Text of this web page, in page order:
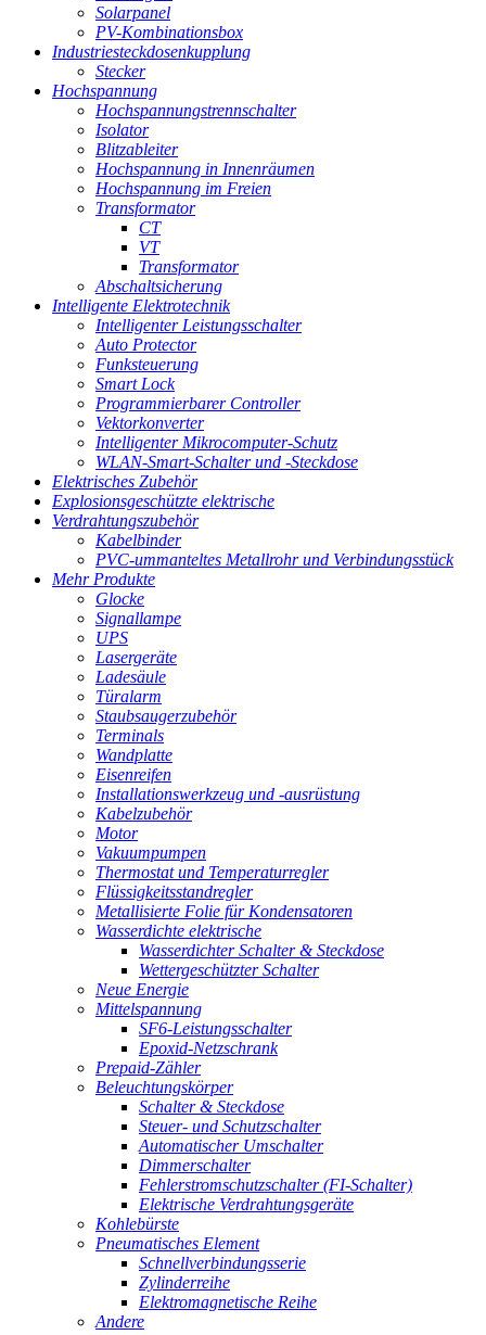
Solarpanel
PV-Kombinationsbox
Industriesteckdosenkupplung
Stecker
Hochspannung
Hochspannungstrennschalter
Isolator
Blitzableiter
Hochspannung in Innenräumen
Hochspannung im Freien
Transformator
CT
VT
Transformator
Abschaltsicherung
Intelligente Elektrotechnik
Intelligenter Leistungsschalter
Auto Protector
Funksteuerung
Smart Lock
Programmierbarer Controller
Vektorkonverter
Intelligenter Mikrocomputer-Schutz
WLAN-Smart-Schalter und -Steckdose
Elektrisches Zubehör
Explosionsgeschützte elektrische
Verdrahtungszubehör
Kabelbinder
PVC-ummanteltes Metallrohr und Verbindungsstück
Mehr Produkte
Glocke
Signallampe
UPS
Lasergeräte
Ladesäule
Türalarm
Staubsaugerzubehör
Terminals
Wandplatte
Eisenreifen
Installationswerkzeug und -ausrüstung
Kabelzubehör
Motor
Vakuumpumpen
Thermostat und Temperaturregler
Flüssigkeitsstandregler
Metallisierte Folie für Kondensatoren
Wasserdichte elektrische
Wasserdichter Schalter & Steckdose
Wettergeschützter Schalter
Neue Energie
Mittelspannung
SF6-Leistungsschalter
Epoxid-Netzschrank
Prepaid-Zähler
Beleuchtungskörper
Schalter & Steckdose
Steuer- und Schutzschalter
Automatischer Umschalter
Dimmerschalter
Fehlerstromschutzschalter (FI-Schalter)
Elektrische Verdrahtungsgeräte
Kohlebürste
Pneumatisches Element
Schnellverbindungsserie
Zylinderreihe
Elektromagnetische Reihe
Andere